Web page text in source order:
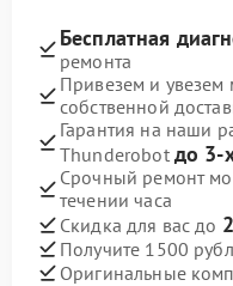
Бесплатная
ремонта
Привезем и
собственной
Гарантия на наши
Thunderobot до 3-
Срочный ремонт
течении часа
Скидка для вас до
Получите 1500
Оригинальные